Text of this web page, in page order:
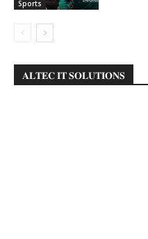
Sports
𝐀𝐋𝐓𝐄𝐂 𝐈𝐓 𝐒𝐎𝐋𝐔𝐓𝐈𝐎𝐍𝐒